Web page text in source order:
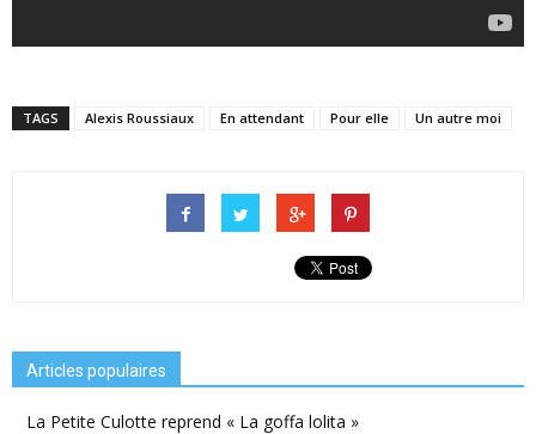
TAGS Alexis Roussiaux En attendant Pour elle Un autre moi
Articles populaires
La Petite Culotte reprend « La goffa lolita »